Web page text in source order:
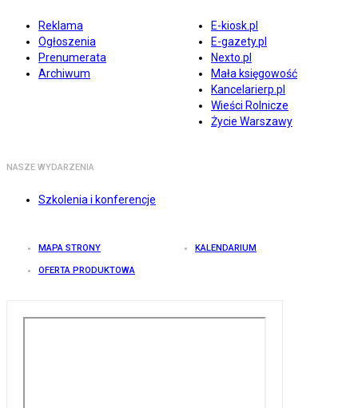
Reklama
Ogłoszenia
Prenumerata
Archiwum
E-kiosk.pl
E-gazety.pl
Nexto.pl
Mała księgowość
Kancelarierp.pl
Wieści Rolnicze
Życie Warszawy
NASZE WYDARZENIA
Szkolenia i konferencje
MAPA STRONY KALENDARIUM
OFERTA PRODUKTOWA